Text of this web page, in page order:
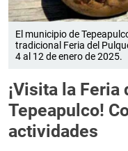
El municipio de
tradicional Feria del
4 al 12 de enero de 2025.
¡Visita la Feria
Tepeapulco!
actividades